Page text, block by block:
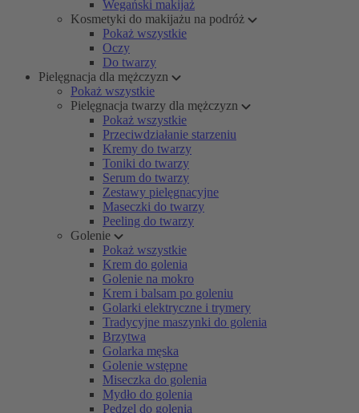
Wegański makijaż
Kosmetyki do makijażu na podróż
Pokaż wszystkie
Oczy
Do twarzy
Pielęgnacja dla mężczyzn
Pokaż wszystkie
Pielęgnacja twarzy dla mężczyzn
Pokaż wszystkie
Przeciwdziałanie starzeniu
Kremy do twarzy
Toniki do twarzy
Serum do twarzy
Zestawy pielęgnacyjne
Maseczki do twarzy
Peeling do twarzy
Golenie
Pokaż wszystkie
Krem do golenia
Golenie na mokro
Krem i balsam po goleniu
Golarki elektryczne i trymery
Tradycyjne maszynki do golenia
Brzytwa
Golarka męska
Golenie wstępne
Miseczka do golenia
Mydło do golenia
Pędzel do golenia